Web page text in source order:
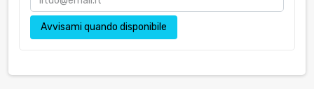
Avvisami quando disponibile